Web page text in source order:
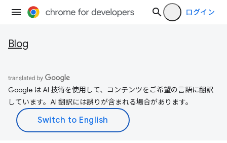
ログイン
Blog
Google は AI 技術を使用して、コンテンツをご希望の言語に翻訳
しています。AI 翻訳には誤りが含まれる場合があります。